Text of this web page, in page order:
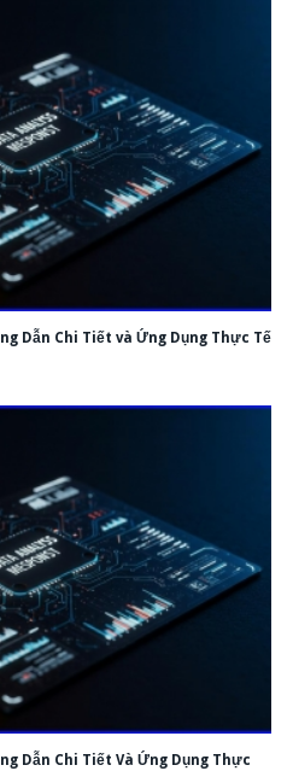
Dẫn Chi Tiết và Ứng Dụng Thực Tế
Dẫn Chi Tiết Và Ứng Dụng Thực